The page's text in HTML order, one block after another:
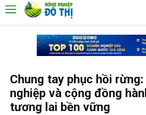
Chung tay phục hồi rừng:
nghiệp và cộng đồng
tương lai bền vững